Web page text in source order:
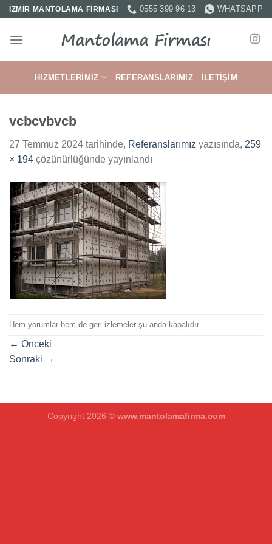
İçeriğe
İZMİR MANTOLAMA FİRMASI 0555 399 96 13 WHATSAPP
HIZMETLERIMIZ REFERANSLARIMIZ İLETIŞIM
vcbcvbvcb
27 Temmuz 2024 tarihinde, Referanslarımız yazısında, 259
× 194 çözünürlüğünde yayınlandı
Hem yorumlar hem de geri izlemeler şu anda kapalıdır.
← Önceki
Sonraki →
Copyright 2026 © www.mantolamafirma.com